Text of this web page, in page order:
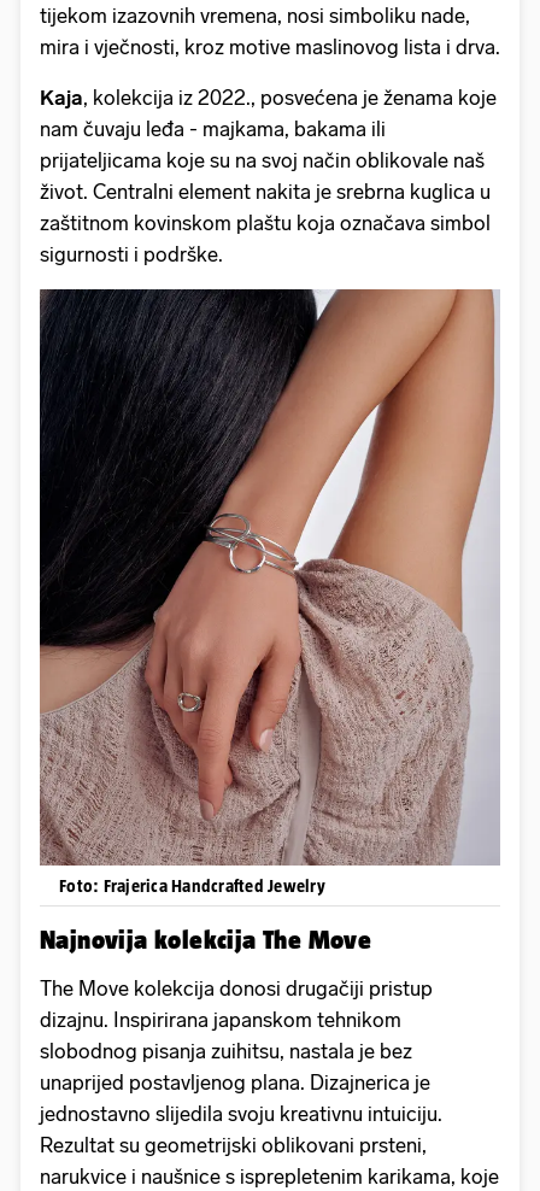
tijekom izazovnih vremena, nosi simboliku nade,
mira i vječnosti, kroz motive maslinovog lista i drva.
Kaja, kolekcija iz 2022., posvećena je ženama koje
nam čuvaju leđa - majkama, bakama ili
prijateljicama koje su na svoj način oblikovale naš
život. Centralni element nakita je srebrna kuglica u
zaštitnom kovinskom plaštu koja označava simbol
sigurnosti i podrške.
Foto: Frajerica Handcrafted Jewelry
Najnovija kolekcija The Move
The Move kolekcija donosi drugačiji pristup
dizajnu. Inspirirana japanskom tehnikom
slobodnog pisanja zuihitsu, nastala je bez
unaprijed postavljenog plana. Dizajnerica je
jednostavno slijedila svoju kreativnu intuiciju.
Rezultat su geometrijski oblikovani prsteni,
narukvice i naušnice s isprepletenim karikama, koje